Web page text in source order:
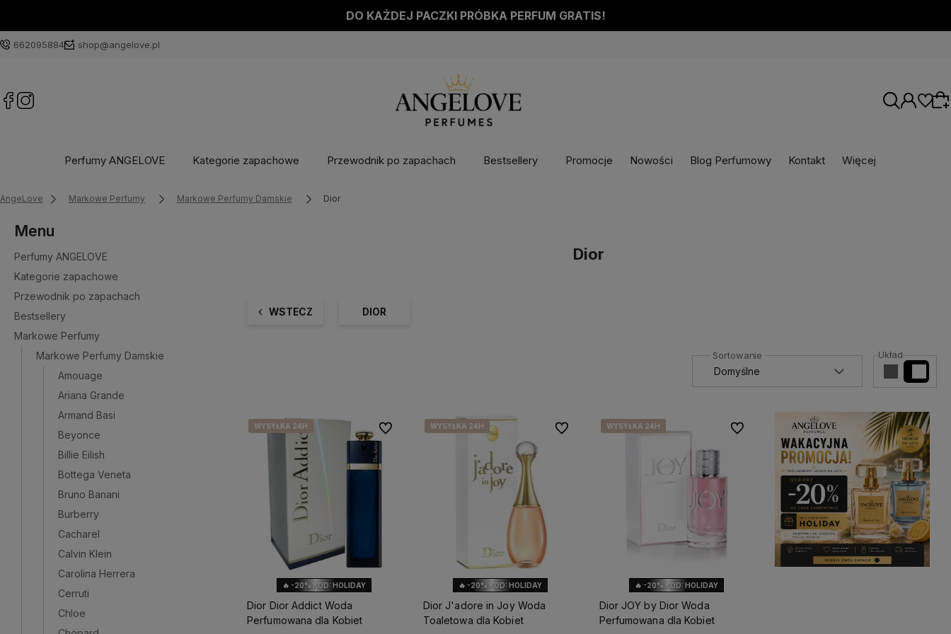
DO KAŻDEJ PACZKI PRÓBKA PERFUM GRATIS!
662095884 shop@angelove.pl
Perfumy ANGELOVE Kategorie zapachowe Przewodnik po zapachach Bestsellery Promocje Nowości Blog Perfumowy Kontakt Więcej
AngeLove Markowe Perfumy Markowe Perfumy Damskie Dior
Menu
Perfumy ANGELOVE
Kategorie zapachowe
Przewodnik po zapachach
Bestsellery
Markowe Perfumy
Markowe Perfumy Damskie
Amouage
Ariana Grande
Armand Basi
Beyonce
Billie Eilish
Bottega Veneta
Bruno Banani
Burberry
Cacharel
Calvin Klein
Carolina Herrera
Cerruti
Chloe
Dior
WSTECZ DIOR
Układ
🔥 -20% KOD: HOLIDAY
WYSYŁKA 24H
WYSYŁKA 24H
WYSYŁKA 24H
WYSYŁKA 24H
Dior Dior Addict Woda
Perfumowana dla Kobiet
Do ulubionych
🔥 -20% KOD: HOLIDAY
WYSYŁKA 24H
WYSYŁKA 24H
WYSYŁKA 24H
WYSYŁKA 24H
Dior J'adore in Joy Woda
Toaletowa dla Kobiet
Do ulubionych
🔥 -20% KOD: HOLIDAY
WYSYŁKA 24H
WYSYŁKA 24H
WYSYŁKA 24H
WYSYŁKA 24H
Dior JOY by Dior Woda
Perfumowana dla Kobiet
Do ulubionych